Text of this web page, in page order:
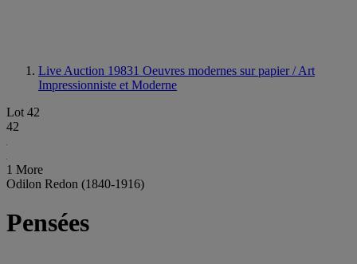
Live Auction 19831 Oeuvres modernes sur papier / Art
Impressionniste et Moderne
Lot 42
42
1 More
Odilon Redon (1840-1916)
Pensées